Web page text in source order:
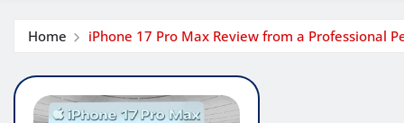
Home iPhone 17 Pro Max Review from a Professional